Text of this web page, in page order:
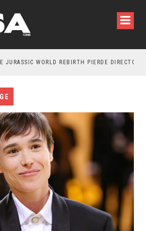
WORLD REBIRTH PIERDE DIRECTOR